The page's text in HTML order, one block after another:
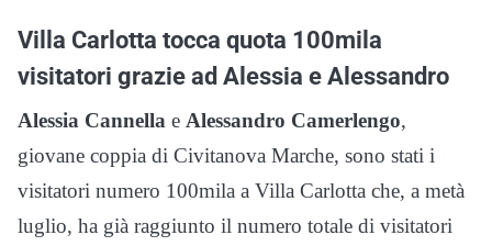
Villa Carlotta tocca quota 100mila
visitatori grazie ad Alessia e Alessandro
Alessia Cannella e Alessandro Camerlengo,
giovane coppia di Civitanova Marche, sono stati i
visitatori numero 100mila a Villa Carlotta che, a metà
luglio, ha già raggiunto il numero totale di visitatori